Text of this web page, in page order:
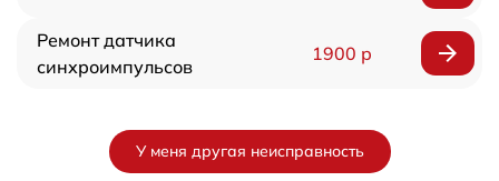
Ремонт датчика
синхроимпульсов
1900 р
У меня другая неисправность